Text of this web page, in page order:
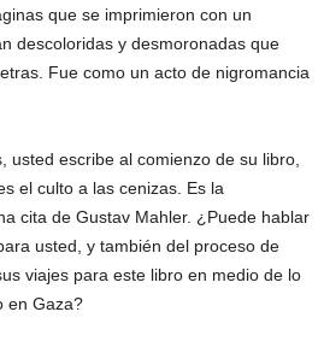
que se imprimieron con un
descoloridas y desmoronadas que
Fue como un acto de nigromancia
usted escribe al comienzo de su libro,
el culto a las cenizas. Es la
cita de Gustav Mahler. ¿Puede hablar
usted, y también del proceso de
viajes para este libro en medio de lo
en Gaza?